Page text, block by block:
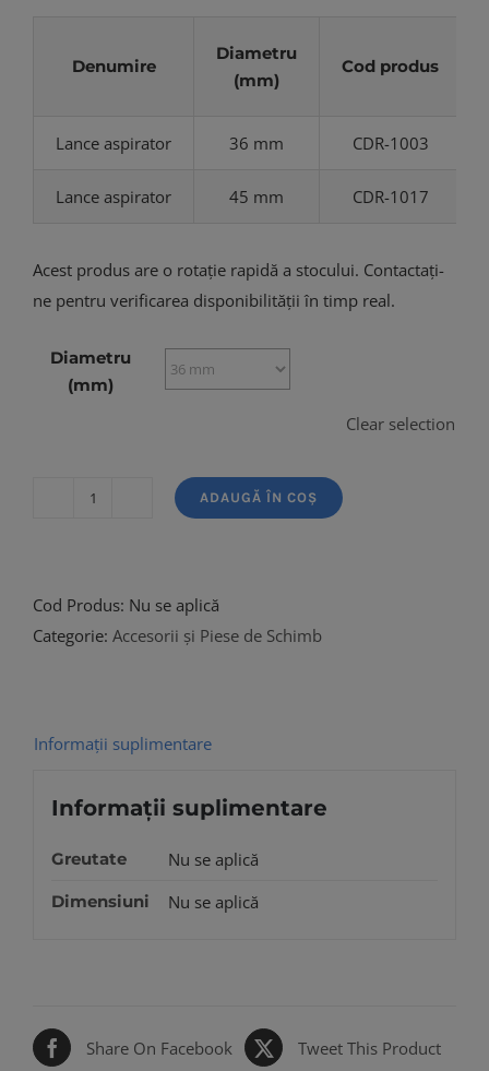
Denumire
Diametru
(mm)
Cod produs
Lance aspirator 36 mm CDR-1003
Lance aspirator 45 mm CDR-1017
Acest produs are o rotație rapidă a stocului. Contactați-
ne pentru verificarea disponibilității în timp real.
Diametru
(mm)
Clear selection
ADAUGĂ ÎN COȘ
Cod Produs: Nu se aplică
Categorie: Accesorii și Piese de Schimb
Informații suplimentare
Informații suplimentare
Greutate Nu se aplică
Dimensiuni Nu se aplică
Share On Facebook Tweet This Product